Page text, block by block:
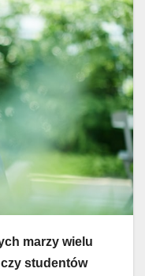
marzy wielu
studentów